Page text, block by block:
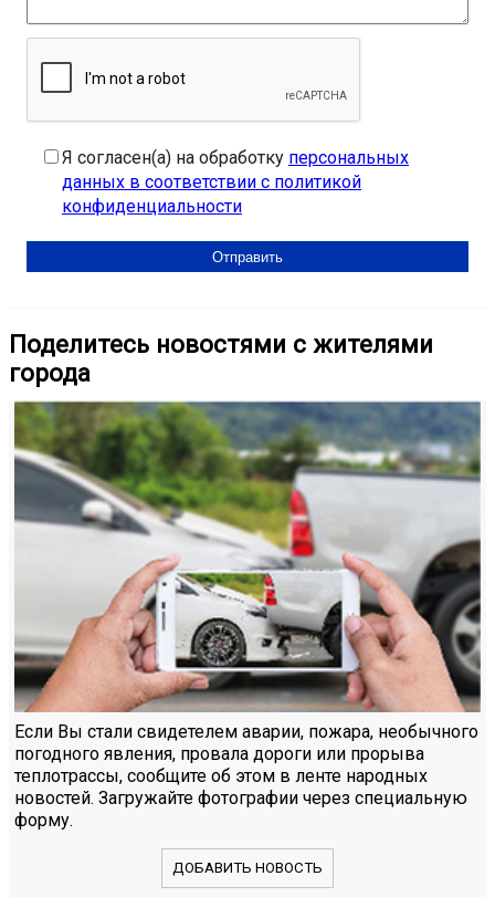
Я согласен(а) на обработку персональных
данных в соответствии с политикой
конфиденциальности
Поделитесь новостями с жителями
города
Если Вы стали свидетелем аварии, пожара, необычного
погодного явления, провала дороги или прорыва
теплотрассы, сообщите об этом в ленте народных
новостей. Загружайте фотографии через специальную
форму.
ДОБАВИТЬ НОВОСТЬ